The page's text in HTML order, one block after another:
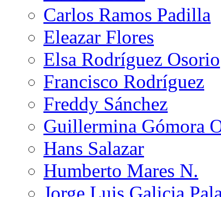
Carlos Ramos Padilla
Eleazar Flores
Elsa Rodríguez Osorio
Francisco Rodríguez
Freddy Sánchez
Guillermina Gómora
Hans Salazar
Humberto Mares N.
Jorge Luis Galicia